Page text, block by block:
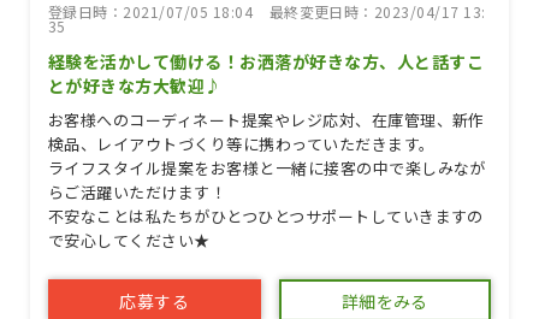
登録日時：2021/07/05 18:04 最終変更日時：2023/04/17 13:
35
経験を活かして働ける！お洒落が好きな方、人と話すこ
とが好きな方大歓迎♪
お客様へのコーディネート提案やレジ応対、在庫管理、新作
検品、レイアウトづくり等に携わっていただきます。
ライフスタイル提案をお客様と一緒に接客の中で楽しみなが
らご活躍いただけます！
不安なことは私たちがひとつひとつサポートしていきますの
で安心してください★
応募する 詳細をみる